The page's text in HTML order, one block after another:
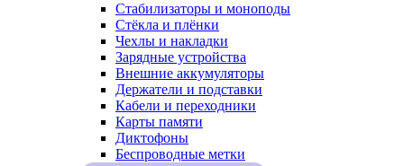
Стабилизаторы и моноподы
Стёкла и плёнки
Чехлы и накладки
Зарядные устройства
Внешние аккумуляторы
Держатели и подставки
Кабели и переходники
Карты памяти
Диктофоны
Беспроводные метки